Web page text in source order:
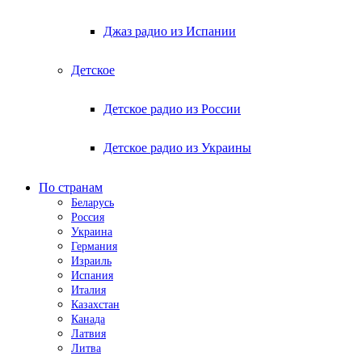
Джаз радио из Испании
Детское
Детское радио из России
Детское радио из Украины
По странам
Беларусь
Россия
Украина
Германия
Израиль
Испания
Италия
Казахстан
Канада
Латвия
Литва